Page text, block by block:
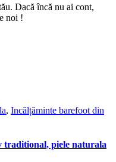
Dacă încă nu ai cont,
noi !
, Incălțăminte barefoot din
traditional, piele naturala